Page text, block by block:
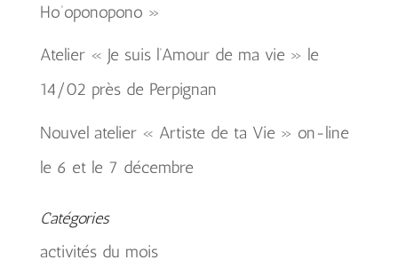
Ho’oponopono »
Atelier « Je suis l’Amour de ma vie » le
14/02 près de Perpignan
Nouvel atelier « Artiste de ta Vie » on-line
le 6 et le 7 décembre
Catégories
activités du mois